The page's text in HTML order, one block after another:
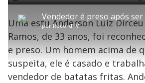
P
l
porRecordTV
P V
t
a
r
0
e
g
n
d
s
A
a
n
ç
a
1
s
e
u
n
d
o
e
.
0
5
%
Uma estu Anderson Luiz
Ramos, de 33 anos, foi
e preso. Um homem acima de
suspeita, ele é casado e
vendedor de batatas fritas.